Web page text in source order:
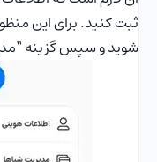
ثبت کنید. برای این
شوید و سپس گزینه